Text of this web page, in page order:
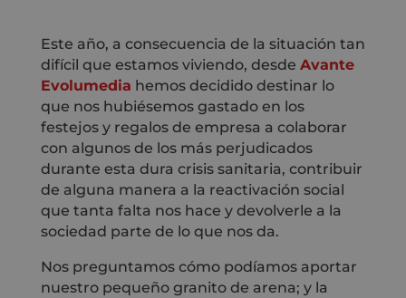
Este año, a consecuencia de la situación tan
difícil que estamos viviendo, desde Avante
Evolumedia hemos decidido destinar lo
que nos hubiésemos gastado en los
festejos y regalos de empresa a colaborar
con algunos de los más perjudicados
durante esta dura crisis sanitaria, contribuir
de alguna manera a la reactivación social
que tanta falta nos hace y devolverle a la
sociedad parte de lo que nos da.
Nos preguntamos cómo podíamos aportar
nuestro pequeño granito de arena; y la